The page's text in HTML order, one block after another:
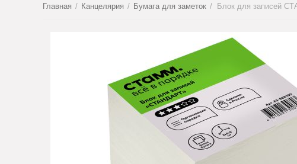
Главная / Канцелярия / Бумага для заметок /